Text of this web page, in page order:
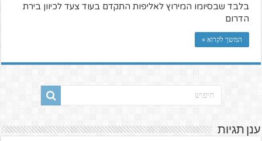
בלבד שבסיומו המירוץ לאליפות התקדם בעוד צעד לכיוון בירת
הדרום
המשך לקרוא »
ענן תגיות